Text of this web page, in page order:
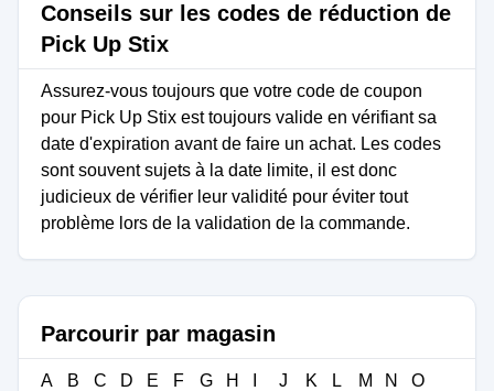
Conseils sur les codes de réduction de
Pick Up Stix
Assurez-vous toujours que votre code de coupon
pour Pick Up Stix est toujours valide en vérifiant sa
date d'expiration avant de faire un achat. Les codes
sont souvent sujets à la date limite, il est donc
judicieux de vérifier leur validité pour éviter tout
problème lors de la validation de la commande.
Parcourir par magasin
A B C D E F G H J K L M N
O